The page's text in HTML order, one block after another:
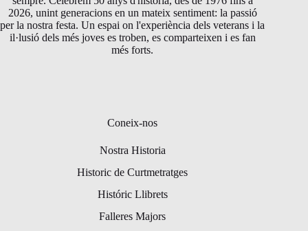
2026, unint generacions en un mateix sentiment: la passió
per la nostra festa. Un espai on l'experiència dels veterans i la
il·lusió dels més joves es troben, es comparteixen i es fan
més forts.
Coneix-nos
Nostra Historia
Historic de Curtmetratges
Históric Llibrets
Falleres Majors